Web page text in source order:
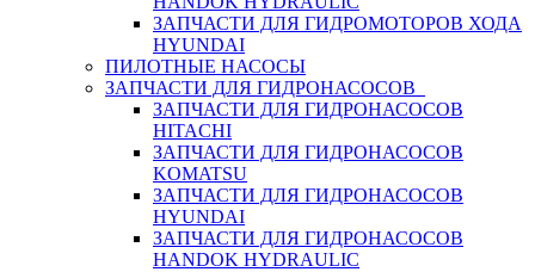
ЗАПЧАСТИ ДЛЯ ГИДРОМОТОРОВ ХОДА
HYUNDAI
ПИЛОТНЫЕ НАСОСЫ
ЗАПЧАСТИ ДЛЯ ГИДРОНАСОСОВ
ЗАПЧАСТИ ДЛЯ ГИДРОНАСОСОВ
HITACHI
ЗАПЧАСТИ ДЛЯ ГИДРОНАСОСОВ
KOMATSU
ЗАПЧАСТИ ДЛЯ ГИДРОНАСОСОВ
HYUNDAI
ЗАПЧАСТИ ДЛЯ ГИДРОНАСОСОВ
HANDOK HYDRAULIC